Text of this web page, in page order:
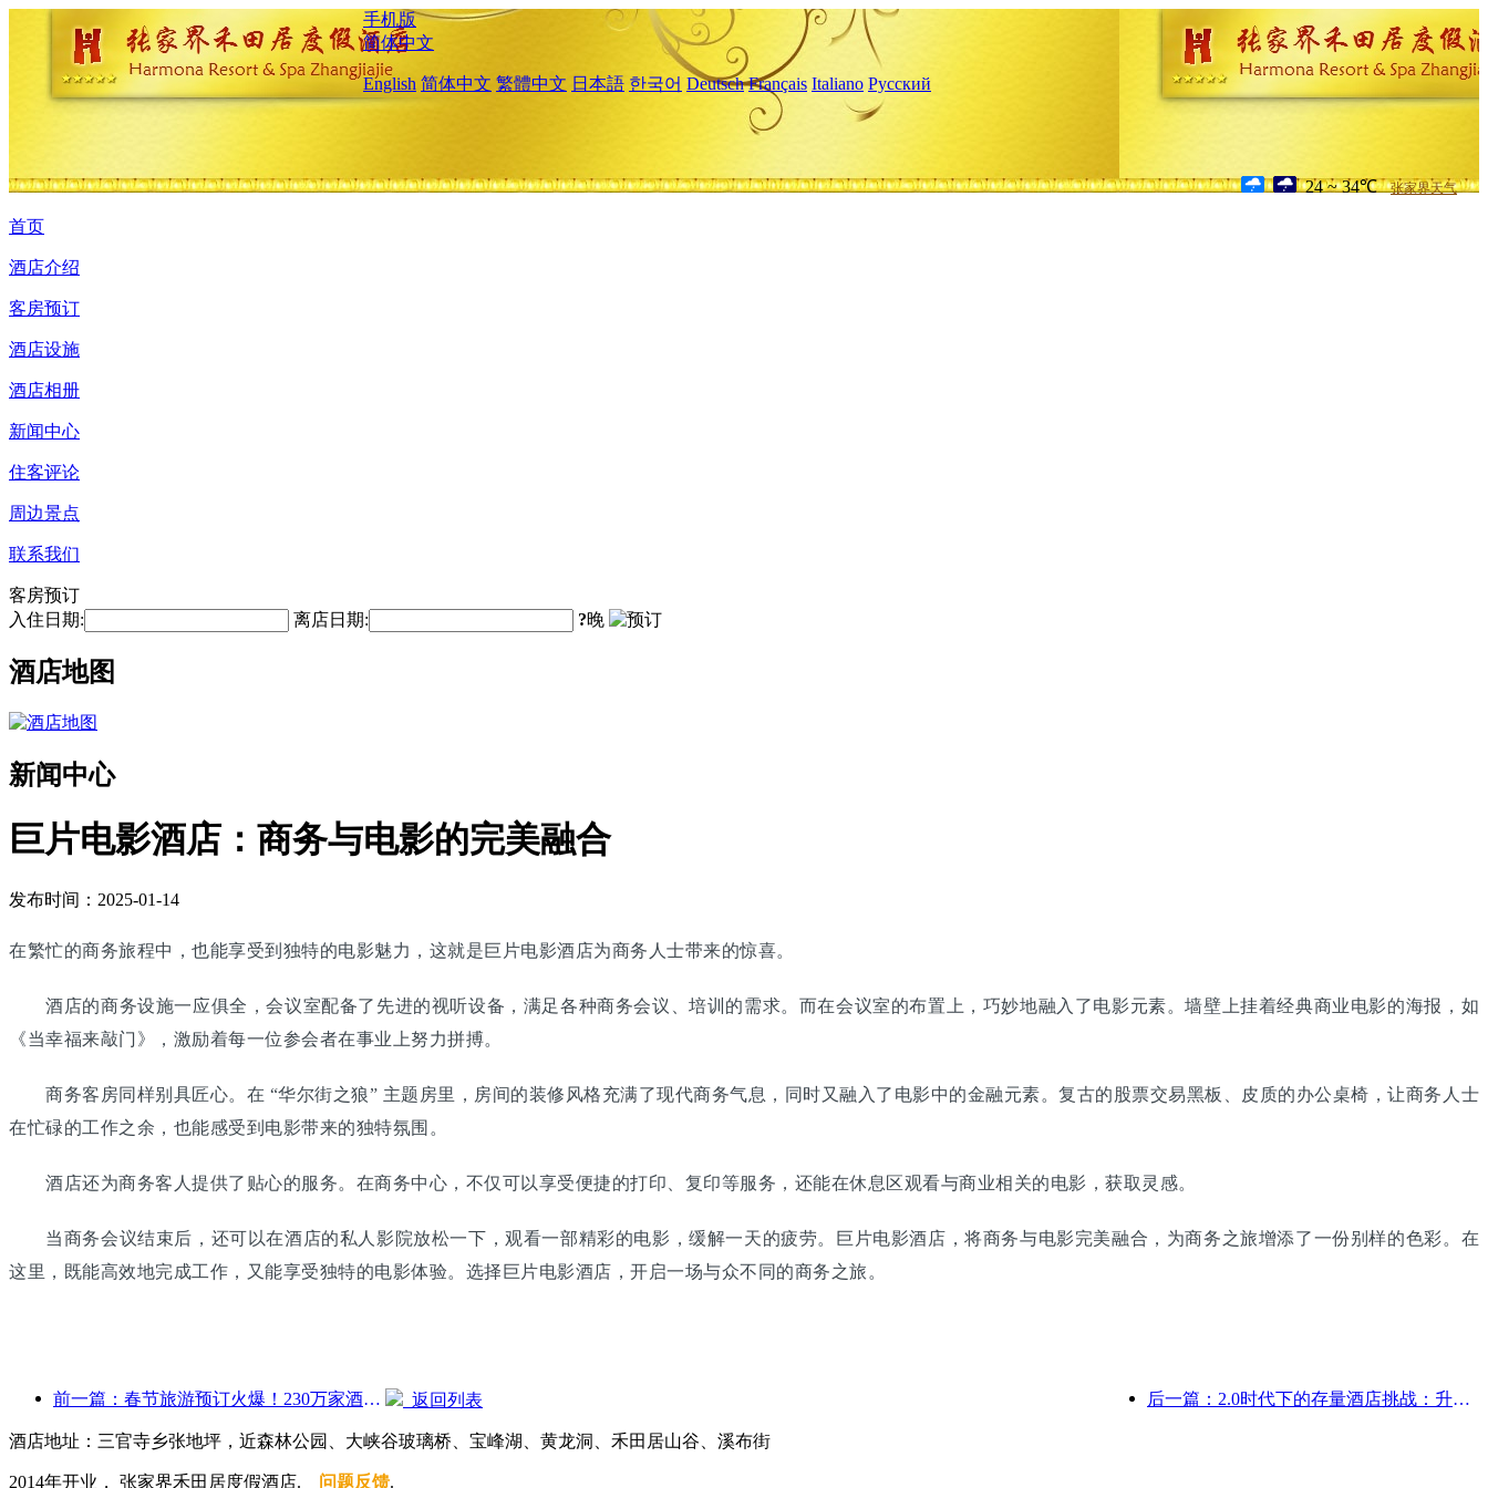
手机版
简体中文
English 简体中文 繁體中文 日本語 한국어 Deutsch Français Italiano Русский
24 ~ 34℃ 张家界天气
首页
酒店介绍
客房预订
酒店设施
酒店相册
新闻中心
住客评论
周边景点
联系我们
客房预订
入住日期:
离店日期: ?晚
酒店地图
新闻中心
巨片电影酒店：商务与电影的完美融合
发布时间：2025-01-14
在繁忙的商务旅程中，也能享受到独特的电影魅力，这就是巨片电影酒店为商务人士带来的惊喜。
酒店的商务设施一应俱全，会议室配备了先进的视听设备，满足各种商务会议、培训的需求。而在会议室的布置上，巧妙地融入了电影元素。墙壁上挂着经典商业电影的海报，如
《当幸福来敲门》，激励着每一位参会者在事业上努力拼搏。
商务客房同样别具匠心。在 “华尔街之狼” 主题房里，房间的装修风格充满了现代商务气息，同时又融入了电影中的金融元素。复古的股票交易黑板、皮质的办公桌椅，让商务人士
在忙碌的工作之余，也能感受到电影带来的独特氛围。
酒店还为商务客人提供了贴心的服务。在商务中心，不仅可以享受便捷的打印、复印等服务，还能在休息区观看与商业相关的电影，获取灵感。
当商务会议结束后，还可以在酒店的私人影院放松一下，观看一部精彩的电影，缓解一天的疲劳。巨片电影酒店，将商务与电影完美融合，为商务之旅增添了一份别样的色彩。在
这里，既能高效地完成工作，又能享受独特的电影体验。选择巨片电影酒店，开启一场与众不同的商务之旅。
前一篇：春节旅游预订火爆！230万家酒店企业或迎“开门红” 后一篇：2.0时代下的存量酒店挑战：升级为核心，才是价值真革新
返回列表
酒店地址：三官寺乡张地坪，近森林公园、大峡谷玻璃桥、宝峰湖、黄龙洞、禾田居山谷、溪布街
2014年开业， 张家界禾田居度假酒店. 问题反馈.